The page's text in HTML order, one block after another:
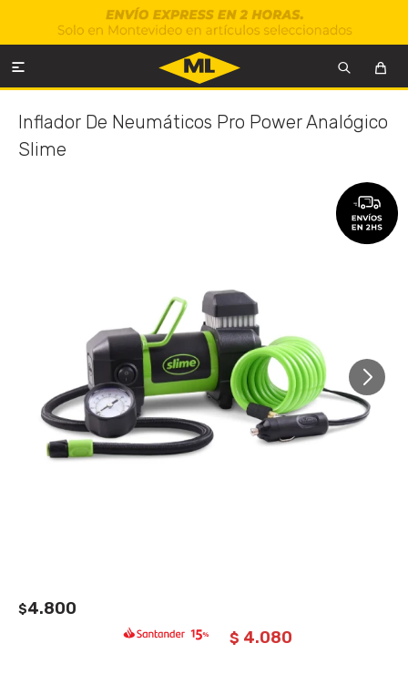

Inflador De Neumáticos Pro Power Analógico
Slime
$4.800
$ 4.080